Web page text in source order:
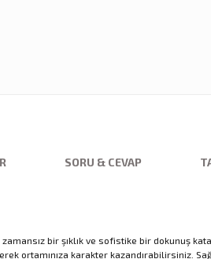
SORU & CEVAP
bir şıklık ve sofistike bir dokunuş
ortamınıza karakter kazandırabilirsiniz.